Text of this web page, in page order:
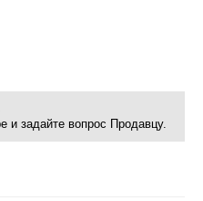
и задайте вопрос Продавцу.